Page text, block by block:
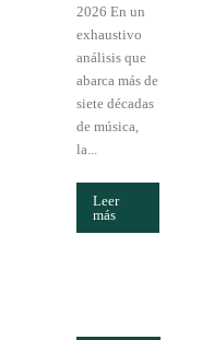
2026 En un
exhaustivo
análisis que
abarca más de
siete décadas
de música,
la...
Leer
más